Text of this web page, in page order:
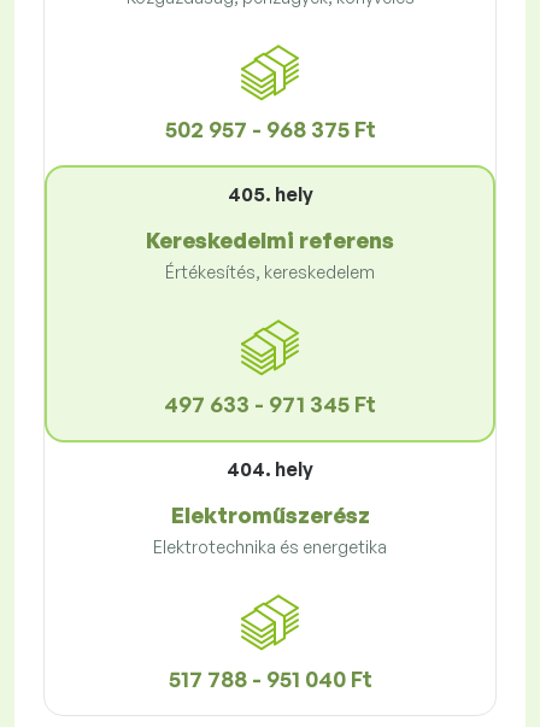
502 957 - 968 375 Ft
405. hely
Kereskedelmi referens
Értékesítés, kereskedelem
497 633 - 971 345 Ft
404. hely
Elektroműszerész
Elektrotechnika és energetika
517 788 - 951 040 Ft